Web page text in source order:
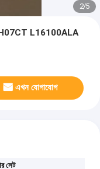
2/5
অফ H07CT L16100ALA
এখন যোগাযোগ
সেট